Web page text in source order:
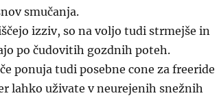
smučanja.
izziv, so na voljo tudi strmejše in
po čudovitih gozdnih poteh.
ponuja tudi posebne cone za freeride
lahko uživate v neurejenih snežnih